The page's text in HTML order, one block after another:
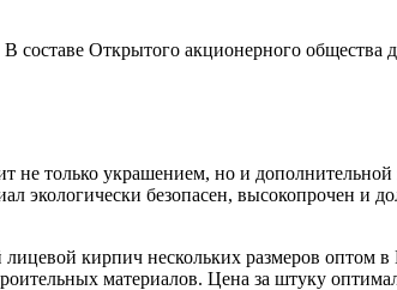
составе Открытого акционерного общества
не только украшением, но и
экологически безопасен, высокопрочен и
кирпич нескольких размеров оптом
материалов. Цена за штуку